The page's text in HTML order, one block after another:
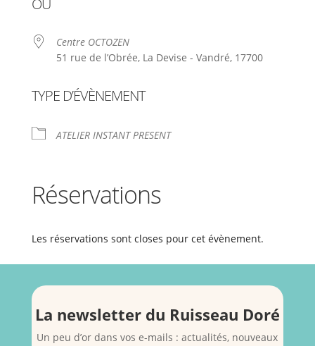
OÙ
Centre OCTOZEN
51 rue de l’Obrée, La Devise - Vandré, 17700
TYPE D’ÉVÈNEMENT
ATELIER INSTANT PRESENT
Réservations
Les réservations sont closes pour cet évènement.
La newsletter du Ruisseau Doré
Un peu d’or dans vos e-mails : actualités, nouveaux